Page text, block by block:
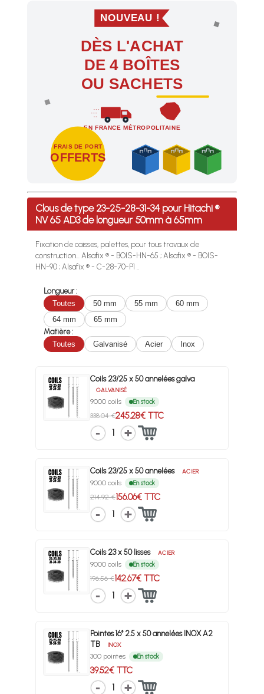
NOUVEAU !
DÈS L'ACHAT
DE 4 BOÎTES
OU SACHETS
EN FRANCE MÉTROPOLITAINE
FRAIS DE PORT
OFFERTS
Profitez des Frais de port offerts en France
Clous de type 23-25-28-31-34 pour Hitachi ®
NV 65 AD3 de longueur 50mm à 65mm
Fixation de caisses, palettes, pour tous travaux de
construction... Alsafix ® - BOIS-HN-65 ; Alsafix ® - BOIS-
HN-90 ; Alsafix ® - C-28-70-P1 ..
Longueur :
Toutes
50 mm 55 mm
60 mm
64 mm
65 mm
Matière :
Toutes
Galvanisé Acier Inox
Coils 23/25 x 50 annelées galva
GALVANISÉ
9000 coils En stock
338.04 €245.28€ TTC
1
Coils 23/25 x 50 annelées ACIER
9000 coils En stock
214.92 €156.06€ TTC
1
Coils 23 x 50 lisses ACIER
9000 coils En stock
196.56 €142.67€ TTC
1
Pointes 16° 2.5 x 50 annelées INOX A2
TB
INOX
300 pointes En stock
39.52€ TTC
1